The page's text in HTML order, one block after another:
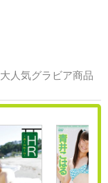
人気グラビア商品